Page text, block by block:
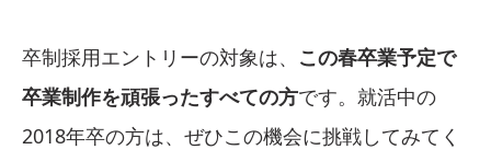
卒制採用エントリーの対象は、 この春卒業予定で
卒業制作を頑張ったすべての方です。就活中の
2018年卒の方は、ぜひこの機会に挑戦してみてく